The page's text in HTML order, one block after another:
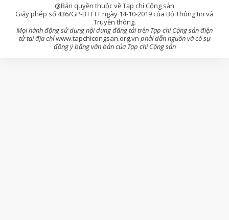
@Bản quyền thuộc về Tạp chí Cộng sản
Giấy phép số 436/GP-BTTTT ngày 14-10-2019 của Bộ Thông tin và
Truyền thông.
Mọi hành động sử dụng nội dung đăng tải trên Tạp chí Cộng sản điện
tử tại địa chỉwww.tapchicongsan.org.vn phải dẫn nguồn và có sự
đồng ý bằng văn bản của Tạp chí Cộng sản